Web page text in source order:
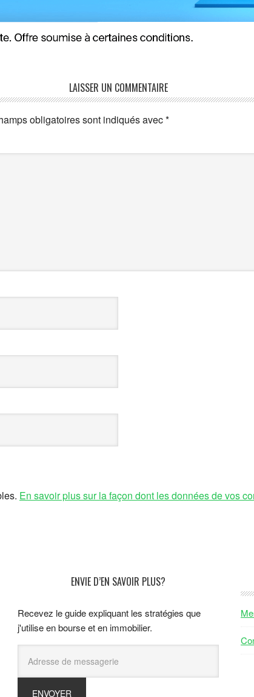
LAISSER UN COMMENTAIRE
obligatoires sont indiqués avec*
En savoir plus sur la façon dont les données de vos
ENVIE D’EN SAVOIR PLUS?
Recevez le guide expliquant les stratégies que
j'utilise en bourse et en immobilier.